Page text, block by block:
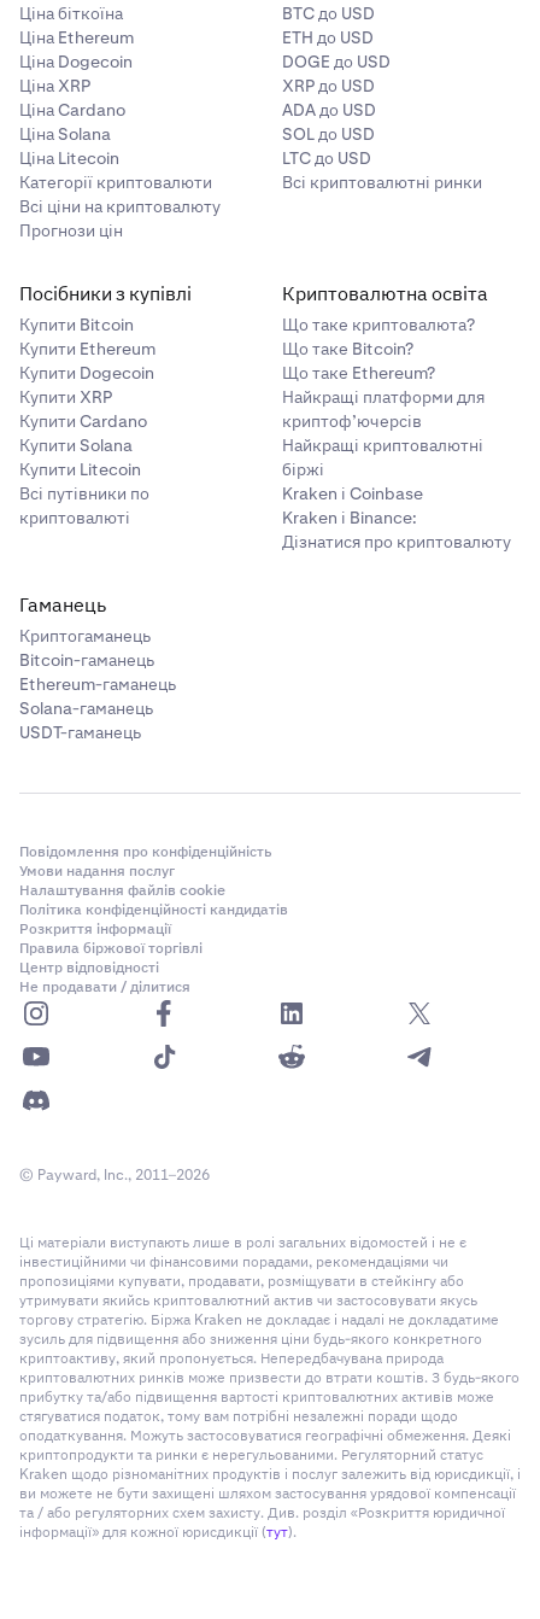
Ціна біткоїна
Ціна Ethereum
Ціна Dogecoin
Ціна XRP
Ціна Cardano
Ціна Solana
Ціна Litecoin
Категорії криптовалюти
Всі ціни на криптовалюту
Прогнози цін
BTC до USD
ETH до USD
DOGE до USD
XRP до USD
ADA до USD
SOL до USD
LTC до USD
Всі криптовалютні ринки
Посібники з купівлі
Купити Bitcoin
Купити Ethereum
Купити Dogecoin
Купити XRP
Купити Cardano
Купити Solana
Купити Litecoin
Всі путівники по
криптовалюті
Криптовалютна освіта
Що таке криптовалюта?
Що таке Bitcoin?
Що таке Ethereum?
Найкращі платформи для
криптоф’ючерсів
Найкращі криптовалютні
біржі
Kraken і Coinbase
Kraken і Binance:
Дізнатися про криптовалюту
Гаманець
Криптогаманець
Bitcoin-гаманець
Ethereum-гаманець
Solana-гаманець
USDT-гаманець
Повідомлення про конфіденційність
Умови надання послуг
Налаштування файлів cookie
Політика конфіденційності кандидатів
Розкриття інформації
Правила біржової торгівлі
Центр відповідності
Не продавати / ділитися
© Payward, Inc., 2011–2026
Ці матеріали виступають лише в ролі загальних відомостей і не є
інвестиційними чи фінансовими порадами, рекомендаціями чи
пропозиціями купувати, продавати, розміщувати в стейкінгу або
утримувати якийсь криптовалютний актив чи застосовувати якусь
торгову стратегію. Біржа Kraken не докладає і надалі не докладатиме
зусиль для підвищення або зниження ціни будь-якого конкретного
криптоактиву, який пропонується. Непередбачувана природа
криптовалютних ринків може призвести до втрати коштів. З будь-якого
прибутку та/або підвищення вартості криптовалютних активів може
стягуватися податок, тому вам потрібні незалежні поради щодо
оподаткування. Можуть застосовуватися географічні обмеження. Деякі
криптопродукти та ринки є нерегульованими. Регуляторний статус
Kraken щодо різноманітних продуктів і послуг залежить від юрисдикції, і
ви можете не бути захищені шляхом застосування урядової компенсації
та / або регуляторних схем захисту. Див. розділ «Розкриття юридичної
інформації» для кожної юрисдикції (тут).